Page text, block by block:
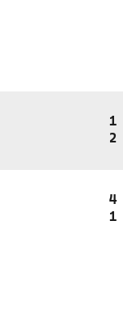
1
2
4
1